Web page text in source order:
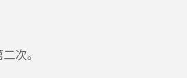
次。